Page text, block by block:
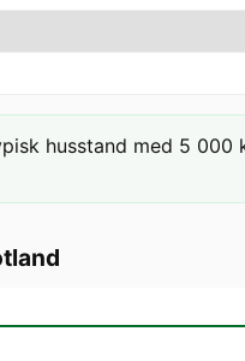
husstand med 5 000